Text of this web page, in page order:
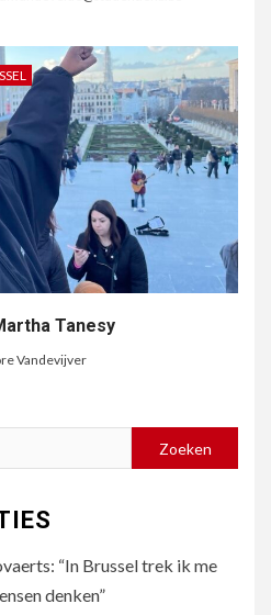
Tanesy
Vandevijver
“In Brussel trek ik me
denken”